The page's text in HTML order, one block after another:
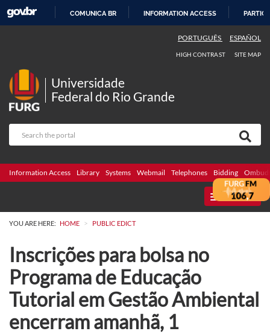
COMUNICA BR INFORMATION ACCESS
PORTUGUÊS ESPAÑOL
HIGH CONTRAST SITE MAP
Universidade
Federal do Rio Grande
Information Access Library Systems Webmail Telephones Bidding
MENU
YOU ARE HERE: HOME > PUBLIC EDICT
Inscrições para bolsa no
Programa de Educação
Tutorial em Gestão Ambiental
encerram amanhã, 1